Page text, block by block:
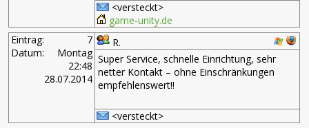
<versteckt>
game-unity.de
Eintrag:
7
Datum:
Montag
22:48
28.07.2014
R.
Super Service, schnelle Einrichtung, sehr
netter Kontakt – ohne Einschränkungen
empfehlenswert!!
<versteckt>